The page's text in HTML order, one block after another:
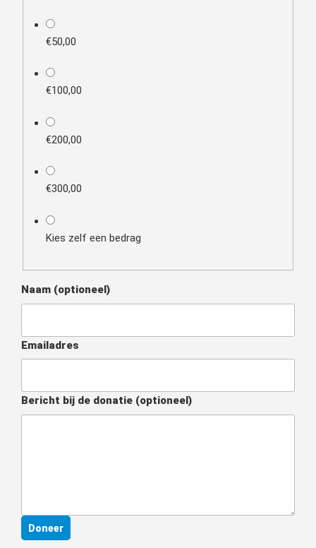
€50,00
€100,00
€200,00
€300,00
Kies zelf een bedrag
Naam (optioneel)
Emailadres
Bericht bij de donatie (optioneel)
Doneer